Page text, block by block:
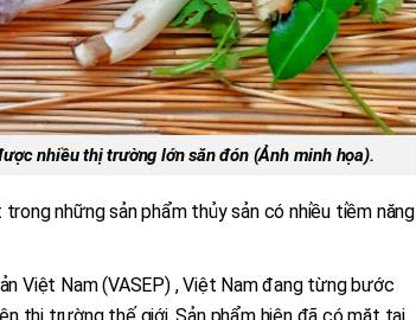
nhiều thị trường lớn săn đón (Ảnh minh họa).
những sản phẩm thủy sản có nhiều tiềm năng
Việt Nam (VASEP) , Việt Nam đang từng bước